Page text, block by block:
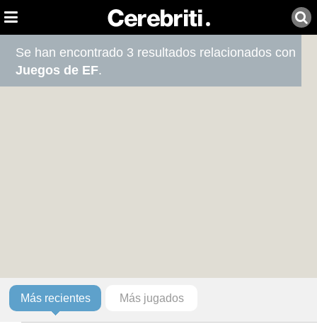
Se han encontrado 3 resultados relacionados con
Juegos de EF.
Más recientes Más jugados